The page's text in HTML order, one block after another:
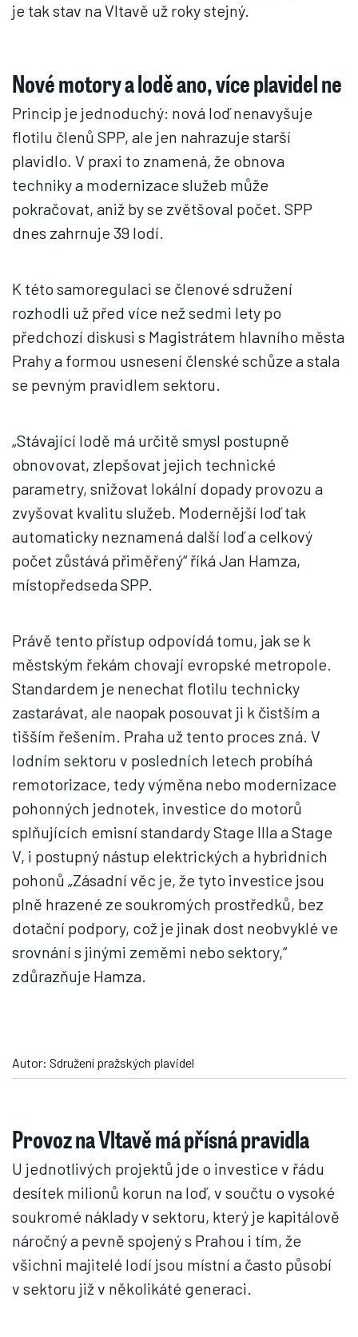
je tak stav na Vltavě už roky stejný.
Nové motory a lodě ano, více plavidel ne
Princip je jednoduchý: nová loď nenavyšuje
flotilu členů SPP, ale jen nahrazuje starší
plavidlo. V praxi to znamená, že obnova
techniky a modernizace služeb může
pokračovat, aniž by se zvětšoval počet. SPP
dnes zahrnuje 39 lodí.
K této samoregulaci se členové sdružení
rozhodli už před více než sedmi lety po
předchozí diskusi s Magistrátem hlavního města
Prahy a formou usnesení členské schůze a stala
se pevným pravidlem sektoru.
„Stávající lodě má určitě smysl postupně
obnovovat, zlepšovat jejich technické
parametry, snižovat lokální dopady provozu a
zvyšovat kvalitu služeb. Modernější loď tak
automaticky neznamená další loď a celkový
počet zůstává přiměřený“ říká Jan Hamza,
místopředseda SPP.
Právě tento přístup odpovídá tomu, jak se k
městským řekám chovají evropské metropole.
Standardem je nenechat flotilu technicky
zastarávat, ale naopak posouvat ji k čistším a
tišším řešením. Praha už tento proces zná. V
lodním sektoru v posledních letech probíhá
remotorizace, tedy výměna nebo modernizace
pohonných jednotek, investice do motorů
splňujících emisní standardy Stage IIIa a Stage
V, i postupný nástup elektrických a hybridních
pohonů „Zásadní věc je, že tyto investice jsou
plně hrazené ze soukromých prostředků, bez
dotační podpory, což je jinak dost neobvyklé ve
srovnání s jinými zeměmi nebo sektory,“
zdůrazňuje Hamza.
Autor: Sdružení pražských plavidel
Provoz na Vltavě má přísná pravidla
U jednotlivých projektů jde o investice v řádu
desítek milionů korun na loď, v součtu o vysoké
soukromé náklady v sektoru, který je kapitálově
náročný a pevně spojený s Prahou i tím, že
všichni majitelé lodí jsou místní a často působí
v sektoru již v několikáté generaci.